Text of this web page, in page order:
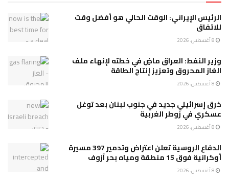
الرئيس الإيراني: الوقت الحالي هو أفضل وقت
للاتفاق
وزير النفط: العراق ماضٍ في خطته لإنهاء ملف
الغاز المحروق وتعزيز إنتاج الطاقة
خرق إسرائيلي جديد في جنوب لبنان بعد توغل
عسكري في زوطر الغربية
الدفاع الروسية تعلن اعتراض وتدمير 397 مسيرة
أوكرانية فوق 15 منطقة ومياه بحر آزوف